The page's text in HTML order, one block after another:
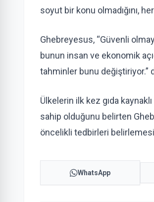
soyut bir konu olmadığını,
Ghebreyesus, “Güvenli
bunun insan ve ekonomik
tahminler bunu
Ülkelerin ilk kez gıda
sahip olduğunu belirten
öncelikli tedbirleri
WhatsApp